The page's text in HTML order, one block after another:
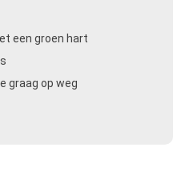
een groen hart
graag op weg